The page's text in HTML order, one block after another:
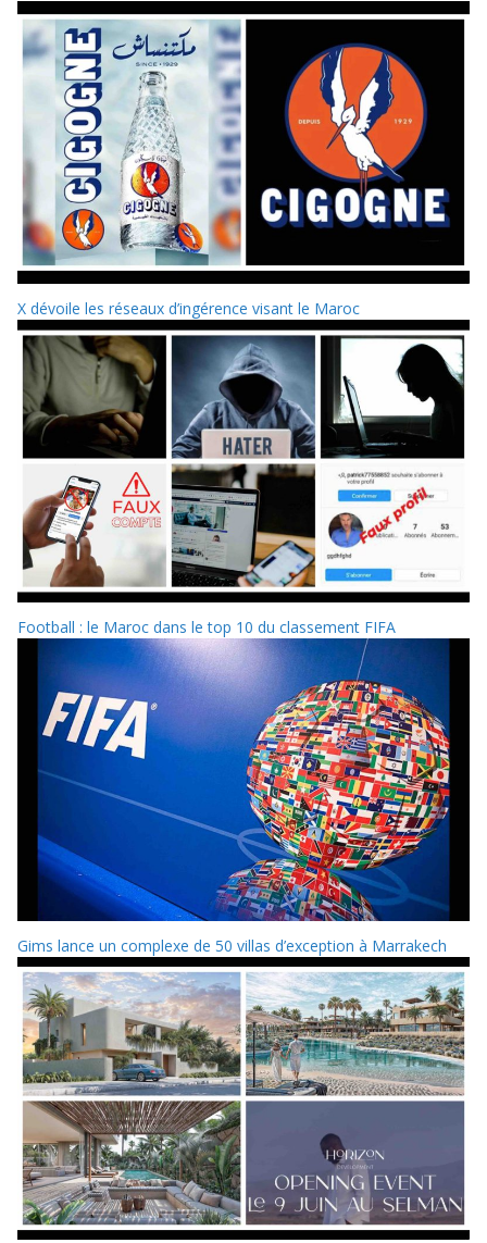
X dévoile les réseaux d’ingérence visant le Maroc
Football : le Maroc dans le top 10 du classement FIFA
Gims lance un complexe de 50 villas d’exception à Marrakech